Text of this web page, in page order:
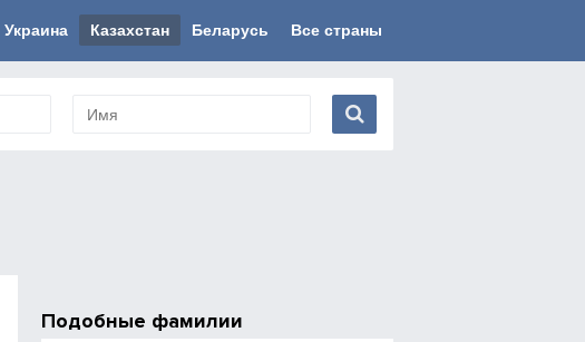
Украина Казахстан Беларусь Все страны
Подобные фамилии